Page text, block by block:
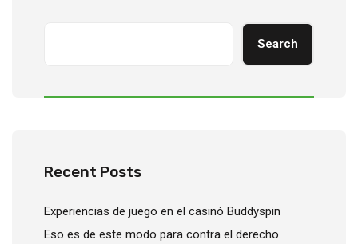
Search
Recent Posts
Experiencias de juego en el casinó Buddyspin
Eso es de este modo para contra el derecho